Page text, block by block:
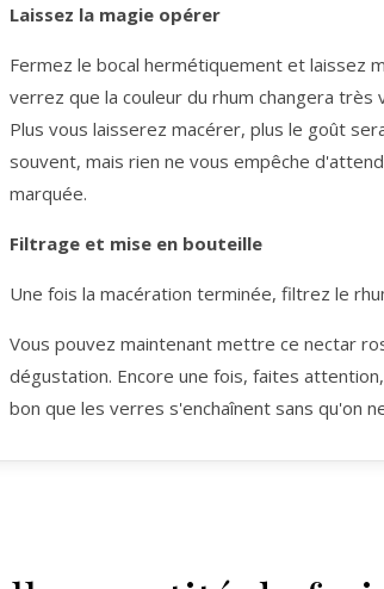
Laissez la magie opérer
Fermez le bocal hermétiquement et laissez
verrez que la couleur du rhum changera
Plus vous laisserez macérer, plus le goût
souvent, mais rien ne vous empêche
marquée.
Filtrage et mise en bouteille
Une fois la macération terminée, filtrez le
Vous pouvez maintenant mettre ce nectar
dégustation. Encore une fois, faites
bon que les verres s'enchaînent sans qu'on